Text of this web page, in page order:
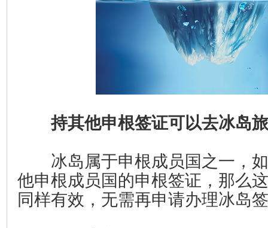
持其他申根签证可以去冰岛
冰岛属于申根成员国之一，如
他申根成员国的申根签证，那么
同样有效，无需再申请办理冰岛